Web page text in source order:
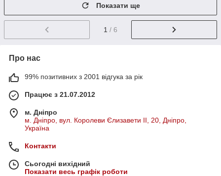
Показати ще
1 / 6
Про нас
99% позитивних з 2001 відгука за рік
Працює з 21.07.2012
м. Дніпро
м. Дніпро, вул. Королеви Єлизавети ІІ, 20, Дніпро,
Україна
Контакти
Сьогодні вихідний
Показати весь графік роботи